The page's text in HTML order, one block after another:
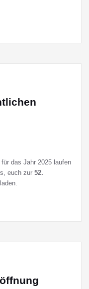
das Jahr 2025 laufen
euch zur 52.